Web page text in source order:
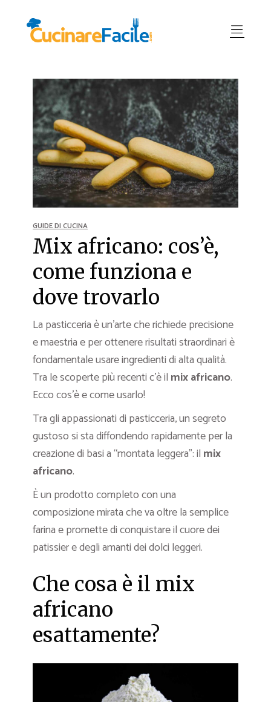
GUIDE DI CUCINA
Mix africano: cos’è,
come funziona e
dove trovarlo
La pasticceria è un’arte che richiede precisione
e maestria e per ottenere risultati straordinari è
fondamentale usare ingredienti di alta qualità.
Tra le scoperte più recenti c’è il mix africano.
Ecco cos’è e come usarlo!
Tra gli appassionati di pasticceria, un segreto
gustoso si sta diffondendo rapidamente per la
creazione di basi a “montata leggera”: il mix
africano.
È un prodotto completo con una
composizione mirata che va oltre la semplice
farina e promette di conquistare il cuore dei
patissier e degli amanti dei dolci leggeri.
Che cosa è il mix
africano
esattamente?